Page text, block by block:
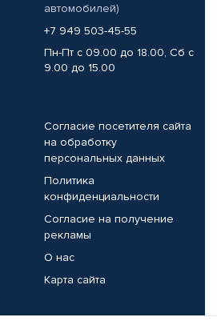
автомобилей)
+7 949 503-45-55
Пн-Пт с 09.00 до 18.00, Сб с
9.00 до 15.00
Согласие посетителя сайта
на обработку
персональных данных
Политика
конфиденциальности
Согласие на получение
рекламы
О нас
Карта сайта